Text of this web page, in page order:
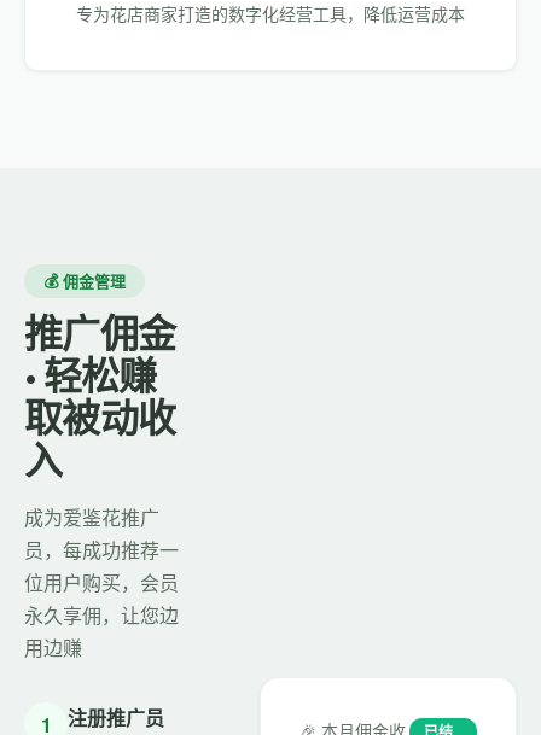
专为花店商家打造的数字化经营工具，降低运营成本
💰 佣金管理
推广佣金
· 轻松赚
取被动收
入
成为爱鉴花推广
员，每成功推荐一
位用户购买，会员
永久享佣，让您边
用边赚
1 注册推广员 🎉 本月佣金收